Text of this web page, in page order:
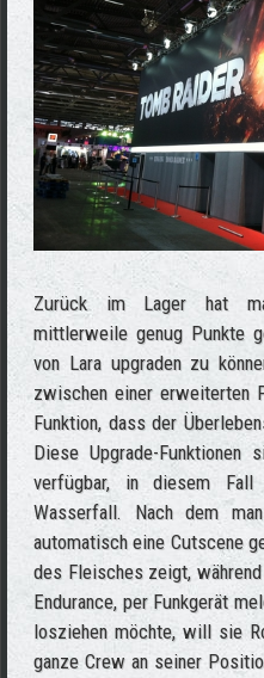
Zurück im Lager hat
mittlerweile genug Punkte
von Lara upgraden zu
zwischen einer erweiterten
Funktion, dass der
Diese Upgrade-
verfügbar, in diesem
Wasserfall. Nach dem
automatisch eine Cutscene
des Fleisches zeigt,
Endurance, per Funkgerät
losziehen möchte, will sie
ganze Crew an seiner